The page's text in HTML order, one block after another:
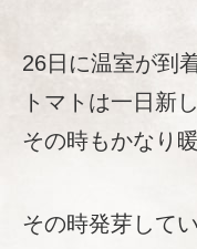
26日に温室が到
トマトは一日新
その時もかなり
その時発芽して